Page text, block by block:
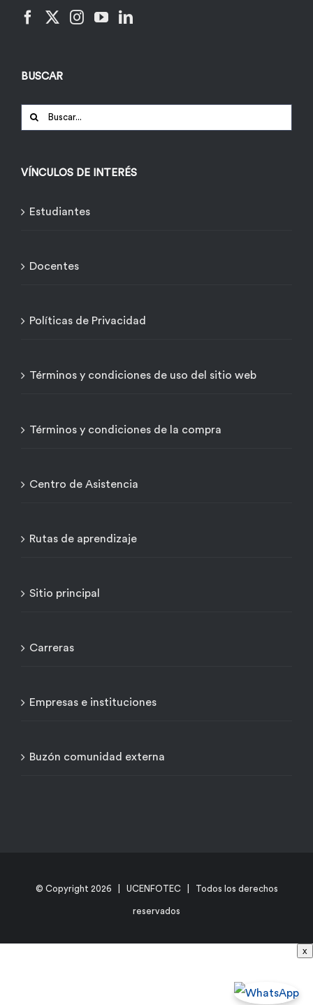
BUSCAR
Buscar:
VÍNCULOS DE INTERÉS
Estudiantes
Docentes
Políticas de Privacidad
Términos y condiciones de uso del sitio web
Términos y condiciones de la compra
Centro de Asistencia
Rutas de aprendizaje
Sitio principal
Carreras
Empresas e instituciones
Buzón comunidad externa
© Copyright 2026 | UCENFOTEC | Todos los derechos
reservados
x